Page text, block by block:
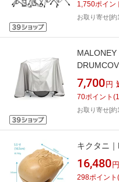
1,750ポイン
お取り寄せ[
7,700 円
70ポイント (1
お取り寄せ[
キクタニ
16,480 円
298ポイント (